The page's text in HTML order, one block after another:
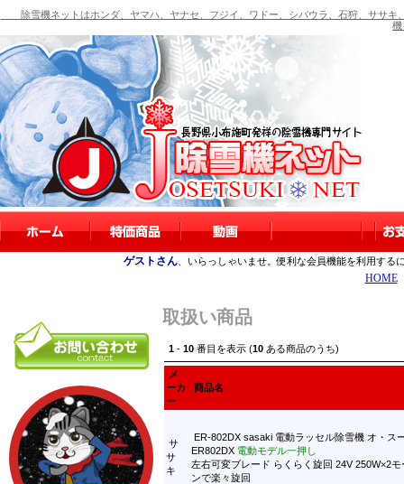
除雪機ネットはホンダ、ヤマハ、ヤナセ、フジイ、ワドー、シバウラ、石狩、ササキ
機
ゲストさん 、いらっしゃいませ。便利な会員機能を利用する
HOME
取扱い商品
1 - 10 番目を表示 (10 ある商品のうち)
メ
ーカ
ー
商品名
サ
サ
キ
ER-802DX sasaki 電動ラッセル除雪機 オ・ス
ER802DX 電動モデル一押し
左右可変ブレード らくらく旋回 24V 250W×2
ンで楽々旋回